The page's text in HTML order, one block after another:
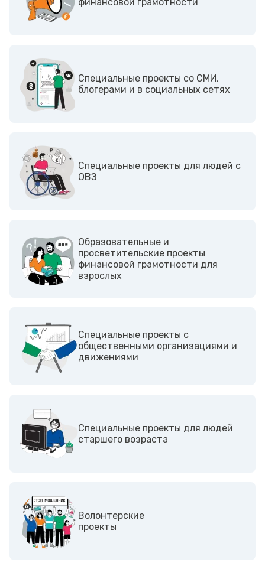
Cпециальные проекты со СМИ,
блогерами и в социальных сетях
Cпециальные проекты для людей с
ОВЗ
Образовательные и
просветительские проекты
финансовой грамотности для
взрослых
Cпециальные проекты с
общественными организациями и
движениями
Специальные проекты для людей
старшего возраста
Волонтерские
проекты